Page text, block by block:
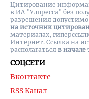
СОЦСЕТИ
Вконтакте
RSS Канал
Цитирование
в ИА "Улпресса" без
разрешения допустимо
на источник
материалах,
Интернет. Ссылка на
располагаться в начале